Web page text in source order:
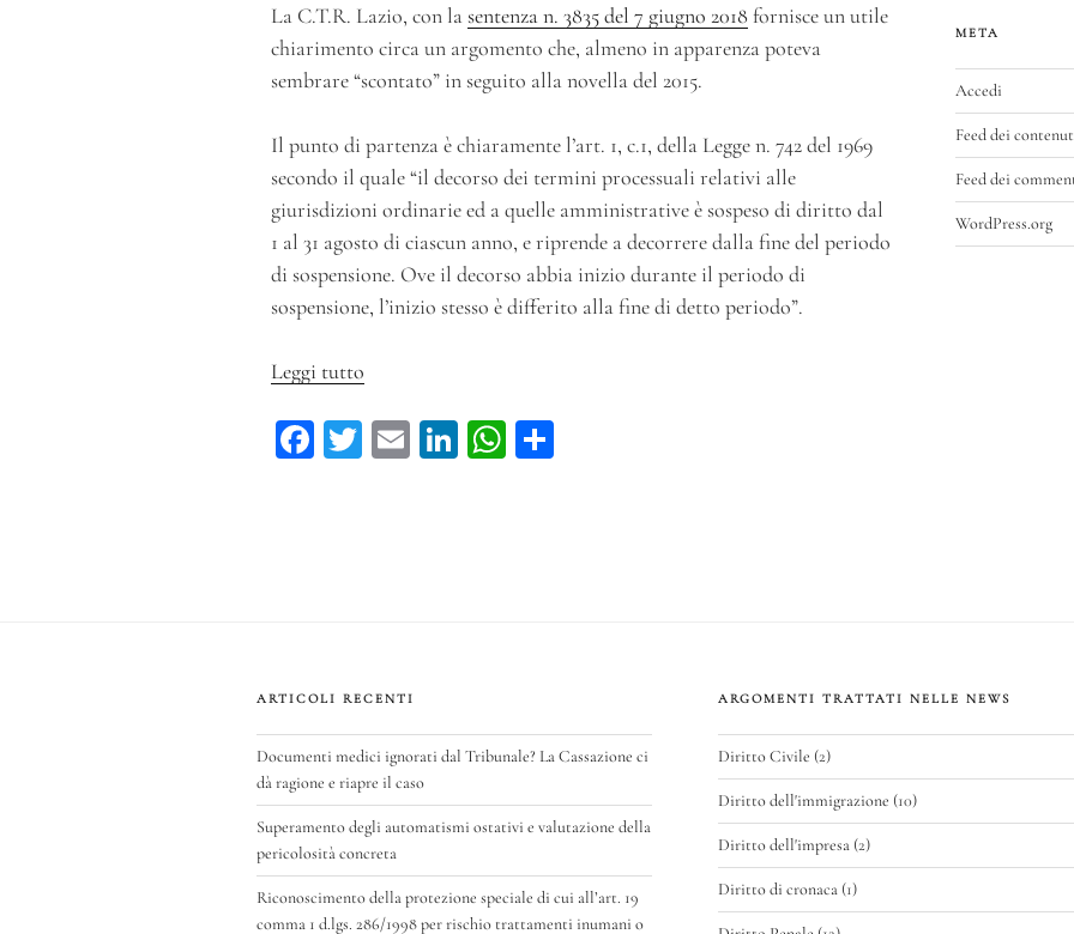
La C.T.R. Lazio, con lasentenza n. 3835 del 7 giugno 2018 fornisce un utile
chiarimento circa un argomento che, almeno in apparenza poteva
sembrare “scontato” in seguito alla novella del 2015.
Il punto di partenza è chiaramente l’art. 1, c.1, della Legge n. 742 del 1969
secondo il quale “il decorso dei termini processuali relativi alle
giurisdizioni ordinarie ed a quelle amministrative è sospeso di diritto dal
1 al 31 agosto di ciascun anno, e riprende a decorrere dalla fine del periodo
di sospensione. Ove il decorso abbia inizio durante il periodo di
sospensione, l’inizio stesso è differito alla fine di detto periodo”.
Leggi tutto
di
sospensione
2015
retroattiva”
Fa T
E
Li W
META
Accedi
Feed dei
Feed dei
WordPress.org
ARTICOLI RECENTI
Documenti medici ignorati dal Tribunale? La Cassazione ci
dà ragione e riapre il caso
Superamento degli automatismi ostativi e valutazione della
pericolosità concreta
Riconoscimento della protezione speciale di cui all’art. 19
comma 1 d.lgs. 286/1998 per rischio trattamenti inumani o
ARGOMENTI TRATTATI NELLE NEWS
Diritto Civile (2)
Diritto dell'immigrazione (10)
Diritto dell'impresa(2)
Diritto di cronaca(1)